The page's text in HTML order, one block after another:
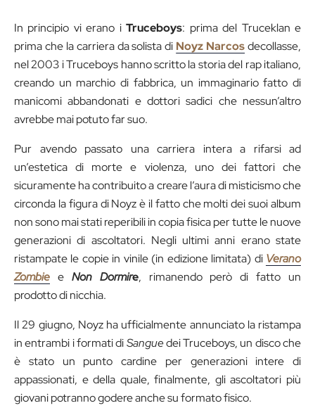
In principio vi erano iTruceboys: prima del Truceklan e
prima che la carriera da solista di Noyz Narcosdecollasse,
nel 2003 i Truceboys hanno scritto la storia del rap italiano,
creando un marchio di fabbrica, un immaginario fatto di
manicomi abbandonati e dottori sadici che nessun’altro
avrebbe mai potuto far suo.
Pur avendo passato una carriera intera a rifarsi ad
un’estetica di morte e violenza, uno dei fattori che
sicuramente ha contribuito a creare l’aura di misticismo che
circonda la figura di Noyz è il fatto che molti dei suoi album
non sono mai stati reperibili in copia fisica per tutte le nuove
generazioni di ascoltatori. Negli ultimi anni erano state
ristampate le copie in vinile (in edizione limitata) di Verano
Zombie e Non Dormire, rimanendo però di fatto un
prodotto di nicchia.
Il 29 giugno, Noyz ha ufficialmente annunciato la ristampa
in entrambi i formati diSanguedei Truceboys, un disco che
è stato un punto cardine per generazioni intere di
appassionati, e della quale, finalmente, gli ascoltatori più
giovani potranno godere anche su formato fisico.